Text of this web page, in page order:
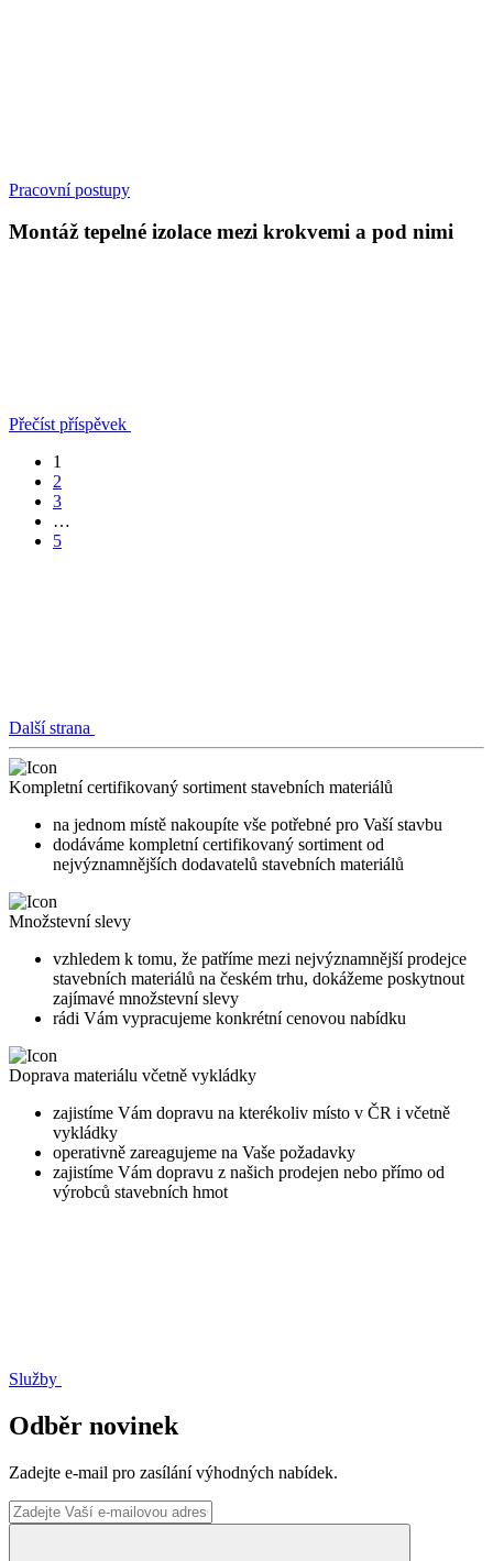
Pracovní postupy
Montáž tepelné izolace mezi krokvemi a pod nimi
Přečíst příspěvek
1
2
3
…
5
Další strana
Kompletní certifikovaný sortiment stavebních materiálů
na jednom místě nakoupíte vše potřebné pro Vaší stavbu
dodáváme kompletní certifikovaný sortiment od
nejvýznamnějších dodavatelů stavebních materiálů
Množstevní slevy
vzhledem k tomu, že patříme mezi nejvýznamnější prodejce
stavebních materiálů na českém trhu, dokážeme poskytnout
zajímavé množstevní slevy
rádi Vám vypracujeme konkrétní cenovou nabídku
Doprava materiálu včetně vykládky
zajistíme Vám dopravu na kterékoliv místo v ČR i včetně
vykládky
operativně zareagujeme na Vaše požadavky
zajistíme Vám dopravu z našich prodejen nebo přímo od
výrobců stavebních hmot
Služby
Odběr novinek
Zadejte e-mail pro zasílání výhodných nabídek.